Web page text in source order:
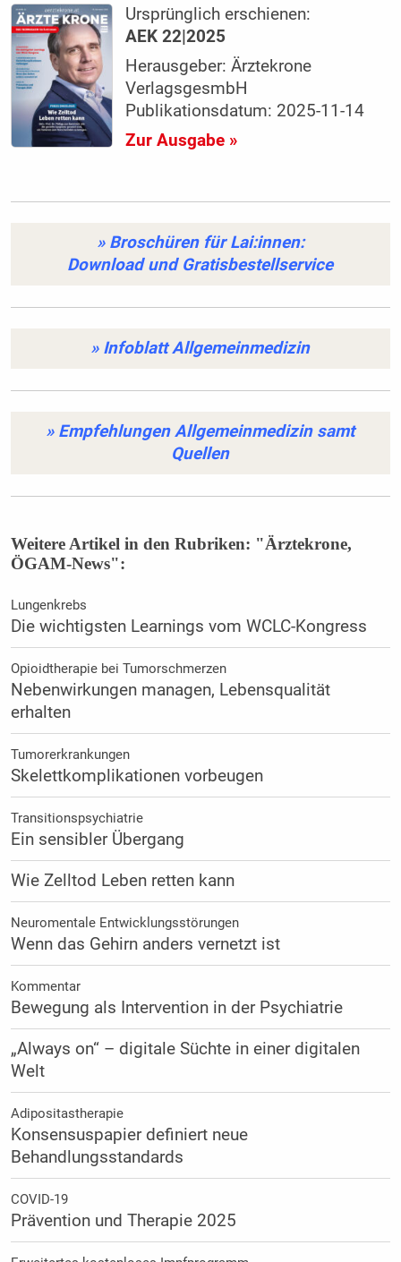
Ursprünglich erschienen:
AEK 22|2025
Herausgeber: Ärztekrone
VerlagsgesmbH
Publikationsdatum: 2025-11-14
Zur Ausgabe »
» Broschüren für Lai:innen:
Download und Gratisbestellservice
» InfoblattAllgemeinmedizin
» EmpfehlungenAllgemeinmedizin samt
Quellen
Weitere Artikel in den Rubriken: "Ärztekrone,
ÖGAM-News":
Lungenkrebs
Die wichtigsten Learnings vom WCLC-Kongress
Opioidtherapie bei Tumorschmerzen
Nebenwirkungen managen, Lebensqualität
erhalten
Tumorerkrankungen
Skelettkomplikationen vorbeugen
Transitionspsychiatrie
Ein sensibler Übergang
Wie Zelltod Leben retten kann
Neuromentale Entwicklungsstörungen
Wenn das Gehirn anders vernetzt ist
Kommentar
Bewegung als Intervention in der Psychiatrie
„Always on“ – digitale Süchte in einer digitalen
Welt
Adipositastherapie
Konsensuspapier definiert neue
Behandlungsstandards
COVID-19
Prävention und Therapie 2025